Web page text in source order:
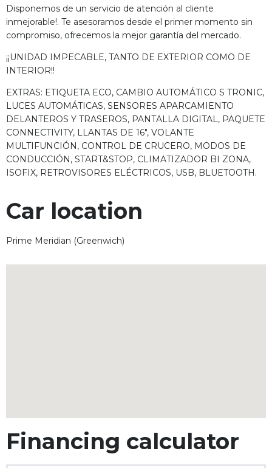
Disponemos de un servicio de atención al cliente
inmejorable!. Te asesoramos desde el primer momento sin
compromiso, ofrecemos la mejor garantía del mercado.
¡¡UNIDAD IMPECABLE, TANTO DE EXTERIOR COMO DE
INTERIOR!!
EXTRAS: ETIQUETA ECO, CAMBIO AUTOMÁTICO S TRONIC,
LUCES AUTOMÁTICAS, SENSORES APARCAMIENTO
DELANTEROS Y TRASEROS, PANTALLA DIGITAL, PAQUETE
CONNECTIVITY, LLANTAS DE 16", VOLANTE
MULTIFUNCIÓN, CONTROL DE CRUCERO, MODOS DE
CONDUCCIÓN, START&STOP, CLIMATIZADOR BI ZONA,
ISOFIX, RETROVISORES ELÉCTRICOS, USB, BLUETOOTH.
Car location
Prime Meridian (Greenwich)
Financing calculator